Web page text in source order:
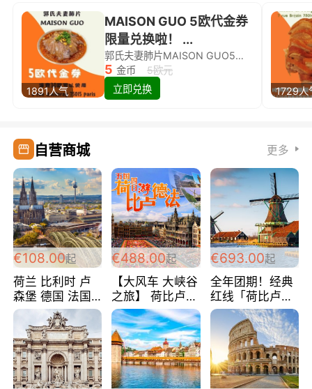
1891人气
MAISON GUO 5欧代金券
限量兑换啦！ ...
郭氏夫妻肺片MAISON GUO5欧代金券限量兑换啦！
5 金币
5欧元
立即兑换
1729人
自营商城 更多
€108.00起
荷兰 比利时 卢
森堡 德国 法国
超爽玩遍西欧 循
环线 全程四星宾
馆 108欧/人/天
€488.00起
【大风车 大峡谷
之旅】 荷比卢德
法 巴黎上下 经
典五国四日游
488欧/人
€693.00起
全年团期！经典
红线「荷比卢德
法」七天循环 五
国 仅售99欧/人/
天！巴黎上下！
包拼房~